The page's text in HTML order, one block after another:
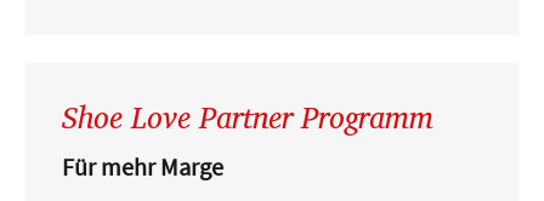
Shoe Love Partner Programm
Für mehr Marge